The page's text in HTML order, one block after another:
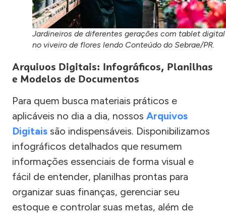
Jardineiros de diferentes gerações com tablet digital
no viveiro de flores lendo Conteúdo do Sebrae/PR.
Arquivos Digitais: Infográficos, Planilhas
e Modelos de Documentos
Para quem busca materiais práticos e
aplicáveis no dia a dia, nossos Arquivos
Digitais são indispensáveis. Disponibilizamos
infográficos detalhados que resumem
informações essenciais de forma visual e
fácil de entender, planilhas prontas para
organizar suas finanças, gerenciar seu
estoque e controlar suas metas, além de